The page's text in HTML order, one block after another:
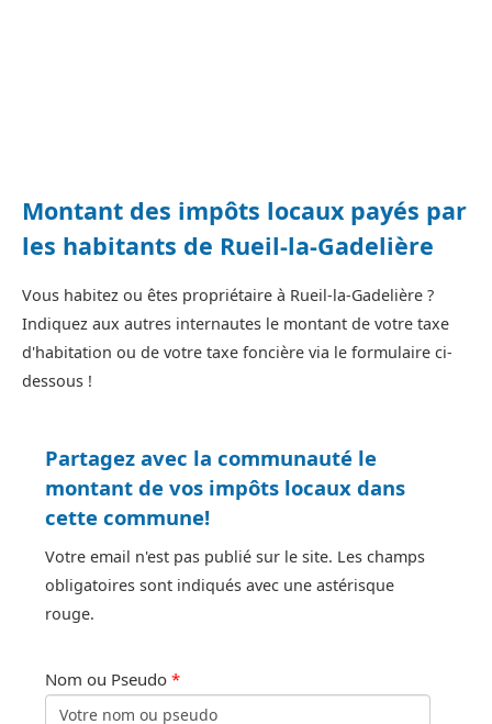
Montant des impôts locaux payés par
les habitants de Rueil-la-Gadelière
Vous habitez ou êtes propriétaire à Rueil-la-Gadelière ?
Indiquez aux autres internautes le montant de votre taxe
d'habitation ou de votre taxe foncière via le formulaire ci-
dessous !
Partagez avec la communauté le
montant de vos impôts locaux dans
cette commune!
Votre email n'est pas publié sur le site. Les champs
obligatoires sont indiqués avec une astérisque
rouge.
Nom ou Pseudo *